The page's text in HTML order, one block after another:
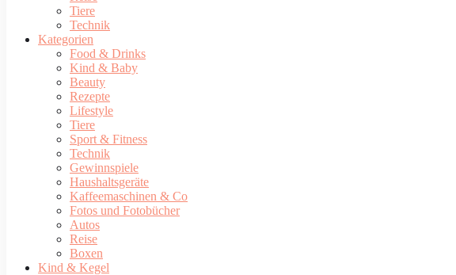
Tiere
Technik
Kategorien
Food & Drinks
Kind & Baby
Beauty
Rezepte
Lifestyle
Tiere
Sport & Fitness
Technik
Gewinnspiele
Haushaltsgeräte
Kaffeemaschinen & Co
Fotos und Fotobücher
Autos
Reise
Boxen
Kind & Kegel